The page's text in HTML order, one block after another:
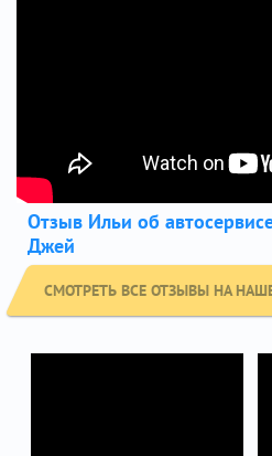
Отзыв Ильи об
Джей
СМОТРЕТЬ ВСЕ ОТЗЫВЫ НА